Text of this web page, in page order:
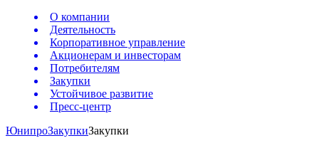
О компании
Деятельность
Корпоративное управление
Акционерам и инвесторам
Потребителям
Закупки
Устойчивое развитие
Пресс-центр
ЮнипроЗакупкиЗакупки